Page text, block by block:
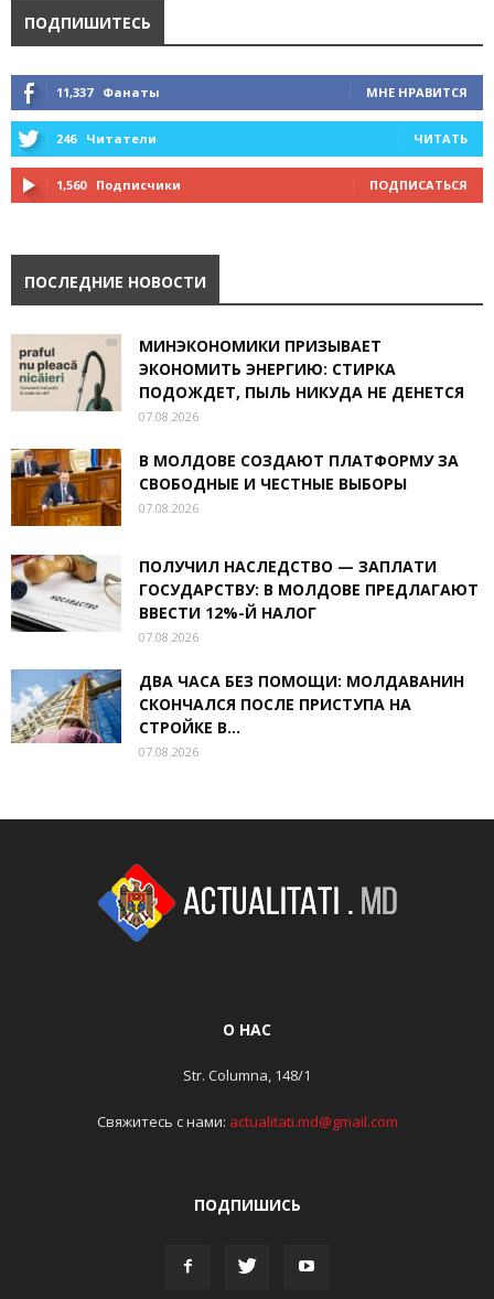
ПОДПИШИТЕСЬ
11,337 Фанаты МНЕ НРАВИТСЯ
246 Читатели ЧИТАТЬ
1,560 Подписчики ПОДПИСАТЬСЯ
ПОСЛЕДНИЕ НОВОСТИ
МИНЭКОНОМИКИ ПРИЗЫВАЕТ
ЭКОНОМИТЬ ЭНЕРГИЮ: СТИРКА
ПОДОЖДЕТ, ПЫЛЬ НИКУДА НЕ ДЕНЕТСЯ
07.08.2026
В МОЛДОВЕ СОЗДАЮТ ПЛАТФОРМУ ЗА
СВОБОДНЫЕ И ЧЕСТНЫЕ ВЫБОРЫ
07.08.2026
ПОЛУЧИЛ НАСЛЕДСТВО — ЗАПЛАТИ
ГОСУДАРСТВУ: В МОЛДОВЕ ПРЕДЛАГАЮТ
ВВЕСТИ 12%-Й НАЛОГ
07.08.2026
ДВА ЧАСА БЕЗ ПОМОЩИ: МОЛДАВАНИН
СКОНЧАЛСЯ ПОСЛЕ ПРИСТУПА НА
СТРОЙКЕ В...
07.08.2026
О НАС
Str. Columna, 148/1
Свяжитесь с нами: actualitati.md@gmail.com
ПОДПИШИСЬ